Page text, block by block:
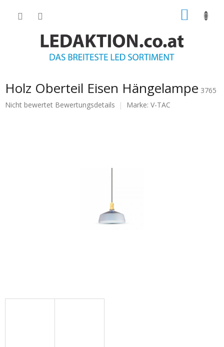
Holz Oberteil Eisen Hängelampe 3765
Die
Nicht bewertet Bewertungsdetails Marke: V-TAC